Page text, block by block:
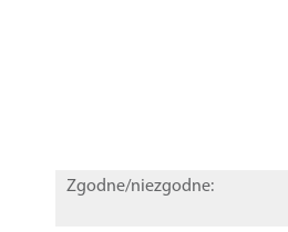
Zgodne/niezgodne: